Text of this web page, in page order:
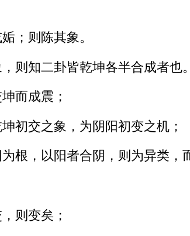
；则陈其象。
则知二卦皆乾坤各半合成者也。
而成震；
初交之象，为阴阳初变之机；
根，以阳者合阴，则为异类，
则变矣；